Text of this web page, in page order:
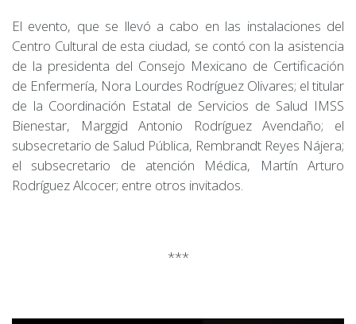
El evento, que se llevó a cabo en las instalaciones del
Centro Cultural de esta ciudad, se contó con la asistencia
de la presidenta del Consejo Mexicano de Certificación
de Enfermería, Nora Lourdes Rodríguez Olivares; el titular
de la Coordinación Estatal de Servicios de Salud IMSS
Bienestar, Marggid Antonio Rodríguez Avendaño; el
subsecretario de Salud Pública, Rembrandt Reyes Nájera;
el subsecretario de atención Médica, Martín Arturo
Rodríguez Alcocer; entre otros invitados.
***